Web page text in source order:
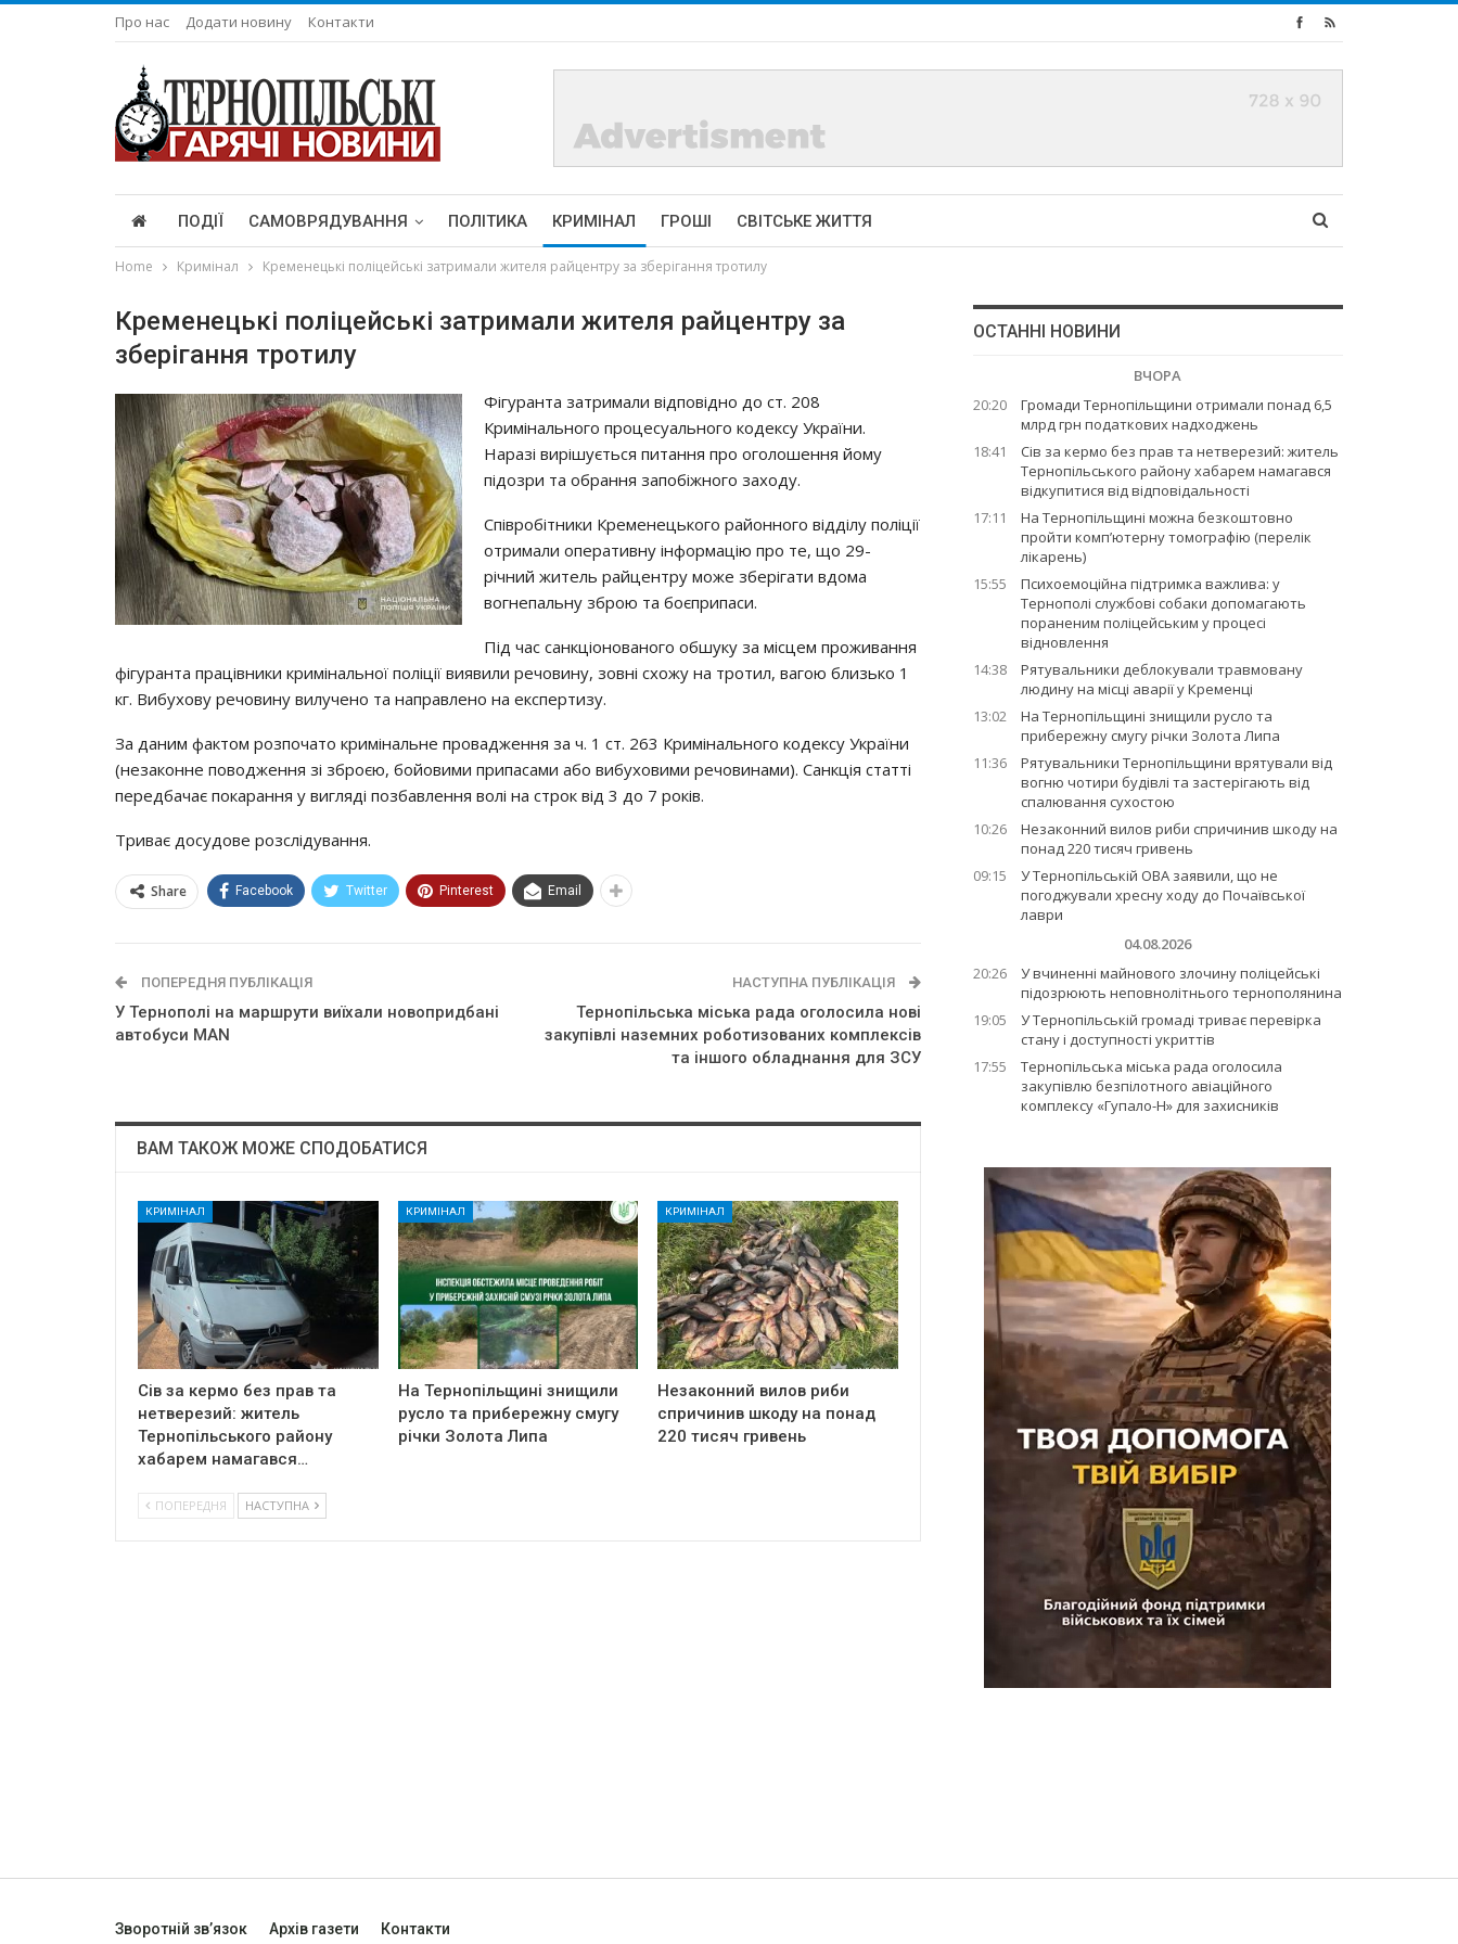
Про нас Додати новину Контакти
ПОДІЇ САМОВРЯДУВАННЯ ПОЛІТИКА КРИМІНАЛ ГРОШІ СВІТСЬКЕ ЖИТТЯ
Home Кримінал Кременецькі поліцейські затримали жителя райцентру за зберігання тротилу
Кременецькі поліцейські затримали жителя райцентру за
зберігання тротилу
Фігуранта затримали відповідно до ст. 208
Кримінального процесуального кодексу України.
Наразі вирішується питання про оголошення йому
підозри та обрання запобіжного заходу.
Співробітники Кременецького районного відділу поліції
отримали оперативну інформацію про те, що 29-
річний житель райцентру може зберігати вдома
вогнепальну зброю та боєприпаси.
Під час санкціонованого обшуку за місцем проживання
фігуранта працівники кримінальної поліції виявили речовину, зовні схожу на тротил, вагою близько 1
кг. Вибухову речовину вилучено та направлено на експертизу.
За даним фактом розпочато кримінальне провадження за ч. 1 ст. 263 Кримінального кодексу України
(незаконне поводження зі зброєю, бойовими припасами або вибуховими речовинами). Санкція статті
передбачає покарання у вигляді позбавлення волі на строк від 3 до 7 років.
Триває досудове розслідування.
Share Facebook Twitter Pinterest Email
ПОПЕРЕДНЯ ПУБЛІКАЦІЯ
У Тернополі на маршрути виїхали новопридбані
автобуси MAN
НАСТУПНА ПУБЛІКАЦІЯ
Тернопільська міська рада оголосила нові
закупівлі наземних роботизованих комплексів
та іншого обладнання для ЗСУ
ВАМ ТАКОЖ МОЖЕ СПОДОБАТИСЯ
КРИМІНАЛ
Сів за кермо без прав та
нетверезий: житель
Тернопільського району
хабарем намагався…
КРИМІНАЛ
На Тернопільщині знищили
русло та прибережну смугу
річки Золота Липа
КРИМІНАЛ
Незаконний вилов риби
спричинив шкоду на понад
220 тисяч гривень
ПОПЕРЕДНЯ НАСТУПНА
ОСТАННІ НОВИНИ
ВЧОРА
20:20
Громади Тернопільщини отримали понад 6,5
млрд грн податкових надходжень
18:41
Сів за кермо без прав та нетверезий: житель
Тернопільського району хабарем намагався
відкупитися від відповідальності
17:11
На Тернопільщині можна безкоштовно
пройти комп’ютерну томографію (перелік
лікарень)
15:55
Психоемоційна підтримка важлива: у
Тернополі службові собаки допомагають
пораненим поліцейським у процесі
відновлення
14:38
Рятувальники деблокували травмовану
людину на місці аварії у Кременці
13:02
На Тернопільщині знищили русло та
прибережну смугу річки Золота Липа
11:36
Рятувальники Тернопільщини врятували від
вогню чотири будівлі та застерігають від
спалювання сухостою
10:26
Незаконний вилов риби спричинив шкоду на
понад 220 тисяч гривень
09:15
У Тернопільській ОВА заявили, що не
погоджували хресну ходу до Почаївської
лаври
04.08.2026
20:26
У вчиненні майнового злочину поліцейські
підозрюють неповнолітнього тернополянина
19:05
У Тернопільській громаді триває перевірка
стану і доступності укриттів
17:55
Тернопільська міська рада оголосила
закупівлю безпілотного авіаційного
комплексу «Гупало-Н» для захисників
Зворотній зв’язок Архів газети Контакти